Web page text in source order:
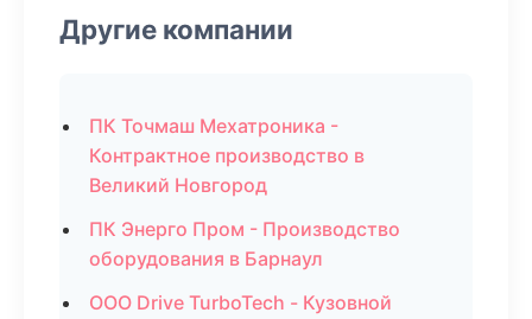
Другие компании
ПК Точмаш Мехатроника -
Контрактное производство в
Великий Новгород
ПК Энерго Пром - Производство
оборудования в Барнаул
ООО Drive TurboTech - Кузовной